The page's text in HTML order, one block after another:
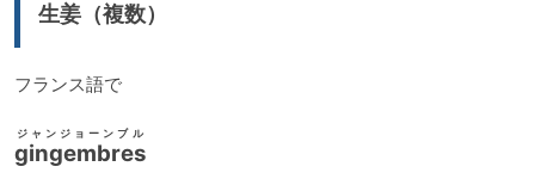
生姜（複数）
フランス語で
gingembres
ジャンジョーンブル